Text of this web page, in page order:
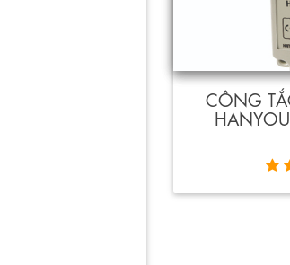
CÔNG